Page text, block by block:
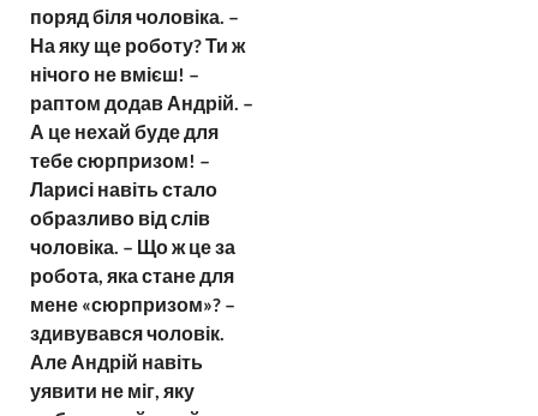
поряд біля чоловіка. –
На яку ще роботу? Ти ж
нічого не вмієш! –
раптом додав Андрій. –
А це нехай буде для
тебе сюрпризом! –
Ларисі навіть стало
образливо від слів
чоловіка. – Що ж це за
робота, яка стане для
мене «сюрпризом»? –
здивувався чоловік.
Але Андрій навіть
уявити не міг, яку